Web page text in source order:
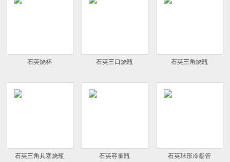
石英烧杯 石英三口烧瓶 石英三角烧瓶
石英三角具塞烧瓶 石英容量瓶 石英球形冷凝管